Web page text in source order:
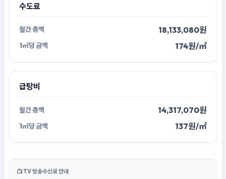
수도료
18,133,080원
174원/㎡
급탕비
14,317,070원
137원/㎡
📺 TV 방송수신료 안내